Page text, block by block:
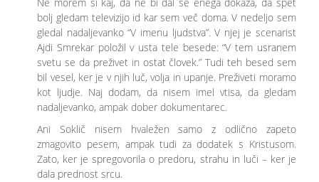
bolj gledam televizijo id kar sem več doma. V nedeljo sem
gledal nadaljevanko “V imenu ljudstva”. V njej je scenarist
Ajdi Smrekar položil v usta tele besede: “V tem usranem
svetu se da preživet in ostat človek.” Tudi teh besed sem
bil vesel, ker je v njih luč, volja in upanje. Preživeti moramo
kot ljudje. Naj dodam, da nisem imel vtisa, da gledam
nadaljevanko, ampak dober dokumentarec.
Ani Soklič nisem hvaležen samo z odlično zapeto
zmagovito pesem, ampak tudi za dodatek s Kristusom.
Zato, ker je spregovorila o predoru, strahu in luči – ker je
dala prednost srcu.